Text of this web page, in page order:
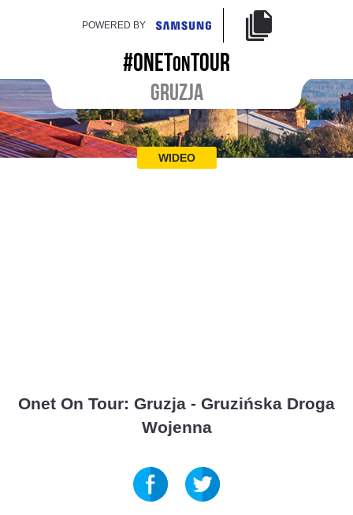
POWERED BY
#ONETONTOUR
GRUZJA
WIDEO
Onet On Tour: Gruzja - Gruzińska Droga
Wojenna